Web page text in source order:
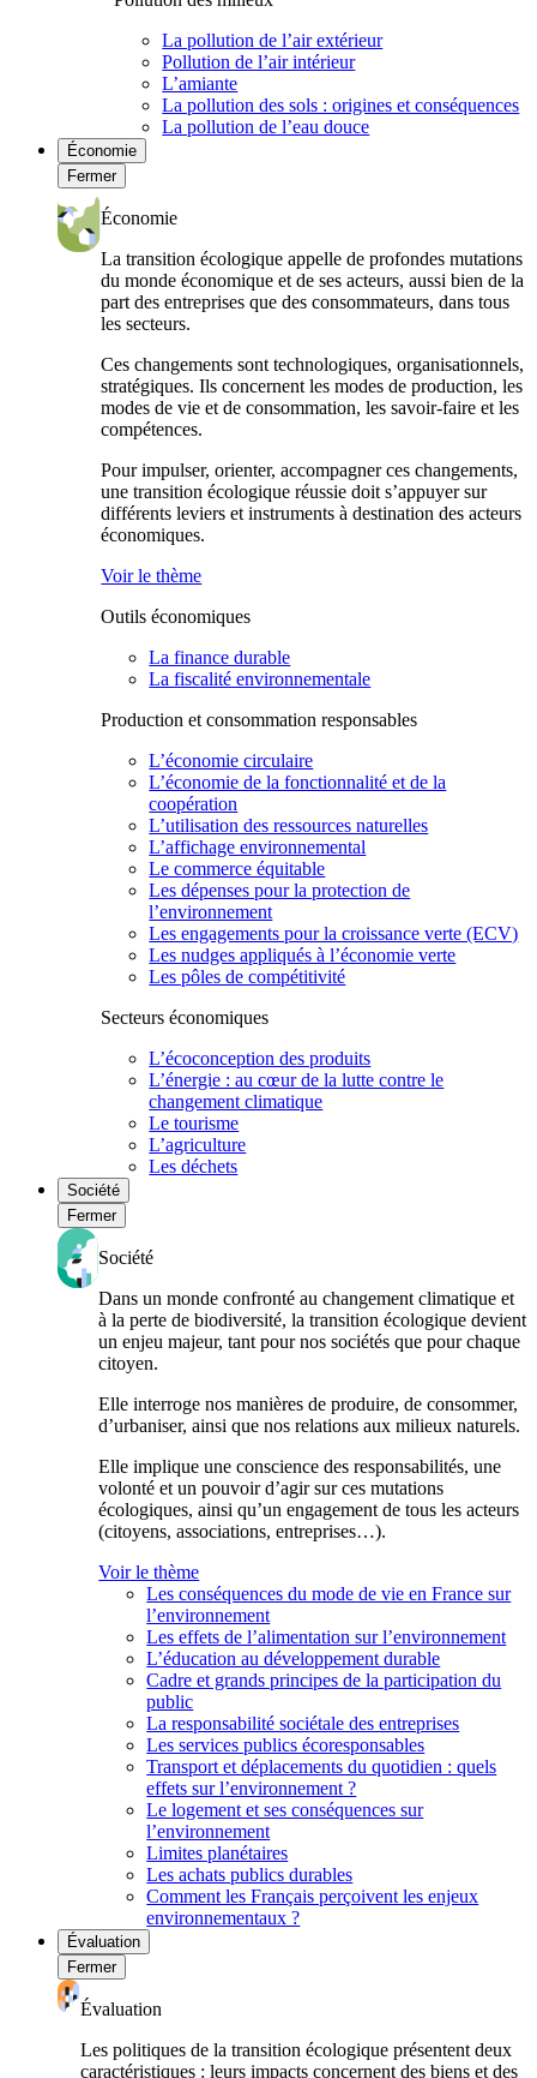
La pollution de l’air extérieur
Pollution de l’air intérieur
L’amiante
La pollution des sols : origines et conséquences
La pollution de l’eau douce
Économie
Fermer
Économie
La transition écologique appelle de profondes mutations
du monde économique et de ses acteurs, aussi bien de la
part des entreprises que des consommateurs, dans tous
les secteurs.
Ces changements sont technologiques, organisationnels,
stratégiques. Ils concernent les modes de production, les
modes de vie et de consommation, les savoir-faire et les
compétences.
Pour impulser, orienter, accompagner ces changements,
une transition écologique réussie doit s’appuyer sur
différents leviers et instruments à destination des acteurs
économiques.
Voir le thème
Outils économiques
La finance durable
La fiscalité environnementale
Production et consommation responsables
L’économie circulaire
L’économie de la fonctionnalité et de la
coopération
L’utilisation des ressources naturelles
L’affichage environnemental
Le commerce équitable
Les dépenses pour la protection de
l’environnement
Les engagements pour la croissance verte (ECV)
Les nudges appliqués à l’économie verte
Les pôles de compétitivité
Secteurs économiques
L’écoconception des produits
L’énergie : au cœur de la lutte contre le
changement climatique
Le tourisme
L’agriculture
Les déchets
Société
Fermer
Société
Dans un monde confronté au changement climatique et
à la perte de biodiversité, la transition écologique devient
un enjeu majeur, tant pour nos sociétés que pour chaque
citoyen.
Elle interroge nos manières de produire, de consommer,
d’urbaniser, ainsi que nos relations aux milieux naturels.
Elle implique une conscience des responsabilités, une
volonté et un pouvoir d’agir sur ces mutations
écologiques, ainsi qu’un engagement de tous les acteurs
(citoyens, associations, entreprises…).
Voir le thème
Les conséquences du mode de vie en France sur
l’environnement
Les effets de l’alimentation sur l’environnement
L’éducation au développement durable
Cadre et grands principes de la participation du
public
La responsabilité sociétale des entreprises
Les services publics écoresponsables
Transport et déplacements du quotidien : quels
effets sur l’environnement ?
Le logement et ses conséquences sur
l’environnement
Limites planétaires
Les achats publics durables
Comment les Français perçoivent les enjeux
environnementaux ?
Évaluation
Fermer
Évaluation
Les politiques de la transition écologique présentent deux
caractéristiques : leurs impacts concernent des biens et des